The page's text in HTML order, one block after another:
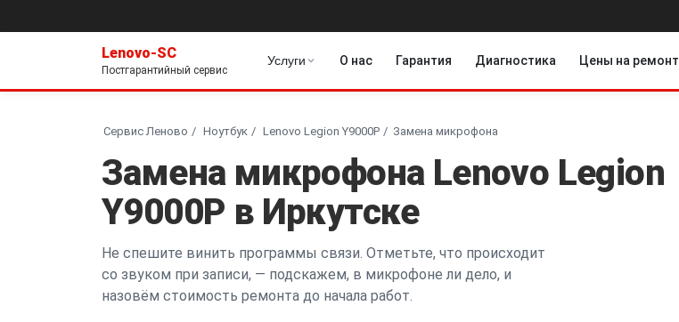
Lenovo-SC
Постгарантийный сервис
Услуги О нас Гарантия Диагностика Цены на ремонт
Сервис Леново Ноутбук Lenovo Legion Y9000P Замена микрофона
Замена микрофона Lenovo Legion
Y9000P в Иркутске
Не спешите винить программы связи. Отметьте, что происходит
со звуком при записи, — подскажем, в микрофоне ли дело, и
назовём стоимость ремонта до начала работ.